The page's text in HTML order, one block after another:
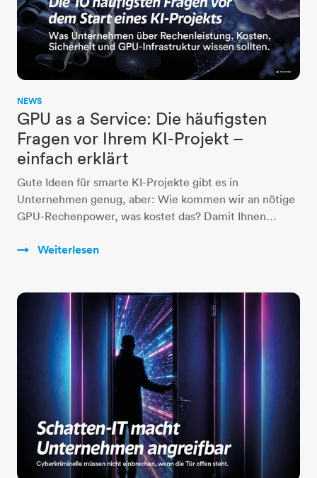
NEWS
GPU as a Service: Die häufigsten
Fragen vor Ihrem KI-Projekt –
einfach erklärt
Gute Ideen für smarte KI-Projekte gibt es in
Unternehmen genug, aber: Wie kommen wir an nötige
GPU-Rechenpower, was kostet das? Damit Ihnen…
Weiterlesen